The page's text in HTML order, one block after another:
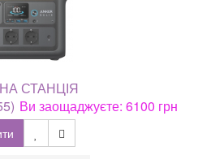
СТАНЦІЯ
Ви заощаджуєте: 6100 грн